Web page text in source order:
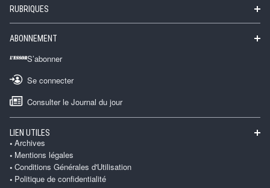
RUBRIQUES
ABONNEMENT
S’abonner
Se connecter
Consulter le Journal du jour
LIEN UTILES
Archives
Mentions légales
Conditions Générales d'Utilisation
Politique de confidentialité